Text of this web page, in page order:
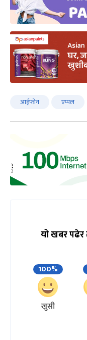
आईफोन एप्पल
यो खबर पढेर
100%
खुसी